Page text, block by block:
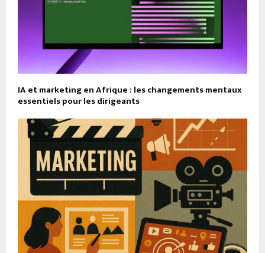
IA et marketing en Afrique : les changements mentaux
essentiels pour les dirigeants